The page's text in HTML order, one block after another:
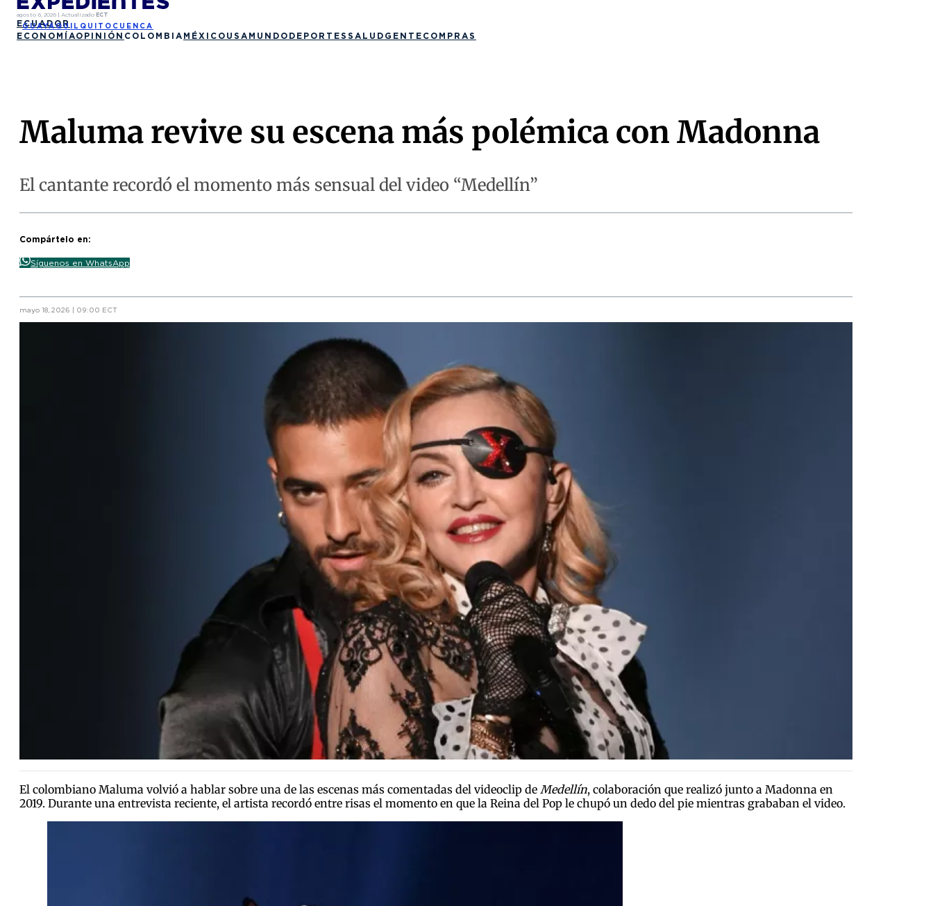
agosto 6, 2026 | Actualizado ECT
ECUADOR
GUAYAQUIL QUITO CUENCA
ECONOMÍAOPINIÓN COLOMBIA MÉXICO USA MUNDO DEPORTES SALUD GENTE COMPRAS
Maluma revive su escena más polémica con Madonna
El cantante recordó el momento más sensual del video “Medellín”
Compártelo en:
Síguenos en WhatsApp
mayo 18, 2026 | 09:00 ECT
El colombiano Maluma volvió a hablar sobre una de las escenas más comentadas del videoclip de Medellín, colaboración que realizó junto a Madonna en
2019. Durante una entrevista reciente, el artista recordó entre risas el momento en que la Reina del Pop le chupó un dedo del pie mientras grababan el video.